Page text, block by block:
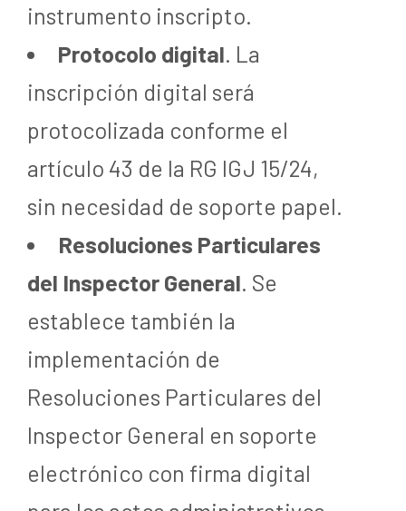
instrumento inscripto.
Protocolo digital. La
inscripción digital será
protocolizada conforme el
artículo 43 de la RG IGJ 15/24,
sin necesidad de soporte papel.
Resoluciones Particulares
del Inspector General. Se
establece también la
implementación de
Resoluciones Particulares del
Inspector General en soporte
electrónico con firma digital